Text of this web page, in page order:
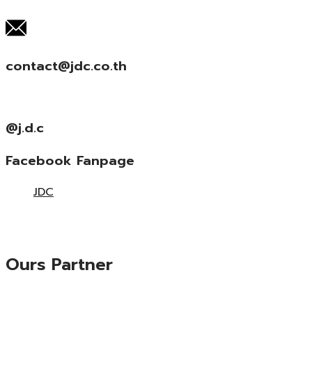
contact@jdc.co.th
@j.d.c
Facebook Fanpage
JDC
Ours Partner